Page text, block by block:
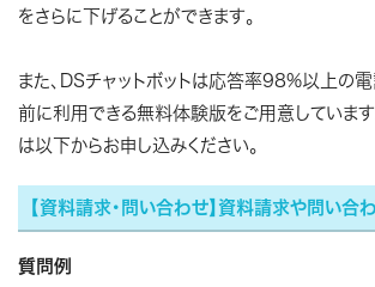
をさらに下げることができます。
また、DSチャットボットは応答率98%以上の電
前に利用できる無料体験版をご用意していま
は以下からお申し込みください。
【資料請求・問い合わせ】資料請求や問い合
質問例